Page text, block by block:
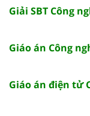
Giải SBT Công
Giáo án Công
Giáo án điện tử